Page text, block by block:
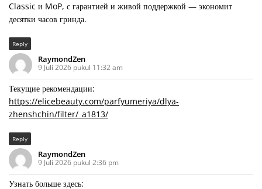
Classic и MoP, с гарантией и живой поддержкой — экономит
десятки часов гринда.
Reply
RaymondZen
9 Juli 2026 pukul 11:32 am
Текущие рекомендации:
https://elicebeauty.com/parfyumeriya/dlya-
zhenshchin/filter/_a1813/
Reply
RaymondZen
9 Juli 2026 pukul 2:36 pm
Узнать больше здесь: